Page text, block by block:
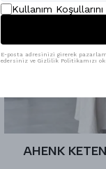
AHENK
Kullanım
E-posta adresinizi girerek
edersiniz ve Gizlilik Politikamızı